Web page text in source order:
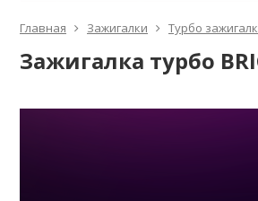
Главная Зажигалки Турбо
Зажигалка турбо